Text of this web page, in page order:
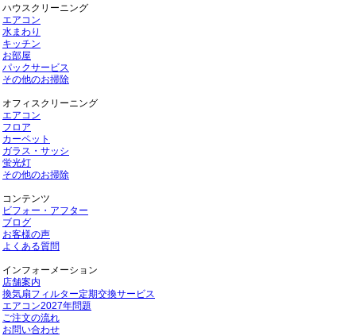
ハウスクリーニング
エアコン
水まわり
キッチン
お部屋
パックサービス
その他のお掃除
オフィスクリーニング
エアコン
フロア
カーペット
ガラス・サッシ
蛍光灯
その他のお掃除
コンテンツ
ビフォー・アフター
ブログ
お客様の声
よくある質問
インフォーメーション
店舗案内
換気扇フィルター定期交換サービス
エアコン2027年問題
ご注文の流れ
お問い合わせ